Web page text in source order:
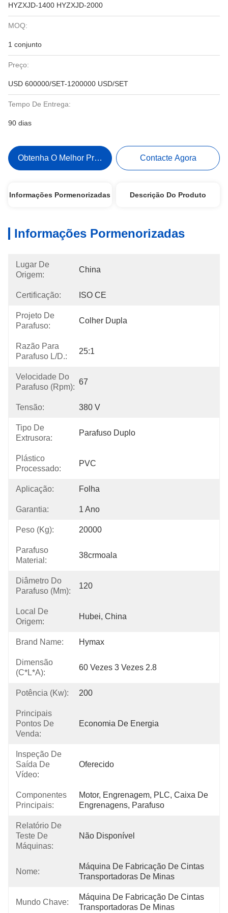
HYZXJD-1400 HYZXJD-2000
MOQ:
1 conjunto
Preço:
USD 600000/SET-1200000 USD/SET
Tempo De Entrega:
90 dias
Obtenha O Melhor Preço Contacte Agora
Informações Pormenorizadas Descrição Do Produto
Informações Pormenorizadas
Lugar De
Origem:
China
Certificação: ISO CE
Projeto De
Parafuso:
Colher Dupla
Razão Para
Parafuso L/D.:
25:1
Velocidade Do
Parafuso (rpm):
67
Tensão: 380 V
Tipo De
Extrusora:
Parafuso Duplo
Plástico
Processado:
PVC
Aplicação: Folha
Garantia: 1 Ano
Peso (kg): 20000
Parafuso
Material:
38crmoala
Diâmetro Do
Parafuso (mm):
120
Local De
Origem:
Hubei, China
Brand Name: Hymax
Dimensão
(C*L*A):
60 Vezes 3 Vezes 2.8
Potência (kw): 200
Principais
Pontos De
Venda:
Economia De Energia
Inspeção De
Saída De
Vídeo:
Oferecido
Componentes
Principais:
Motor, Engrenagem, PLC, Caixa De
Engrenagens, Parafuso
Relatório De
Teste De
Máquinas:
Não Disponível
Nome:
Máquina De Fabricação De Cintas
Transportadoras De Minas
Mundo Chave:
Máquina De Fabricação De Cintas
Transportadoras De Minas